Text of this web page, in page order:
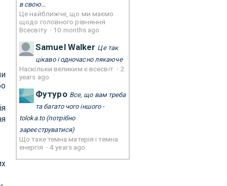
в свою...
Це найближче, що ми маємо
щодо головного рівняння
Всесвіту · 10 months ago
Samuel Walker Це так
цікаво і одночасно лякаюче
Наскільки великим є всесвіт · 2
years ago
Футуро Все, що вам треба
та багато чого іншого -
toloka.to(потрібно
зареєструватися)
Що таке темна матерія і темна
енергія ·4 years ago